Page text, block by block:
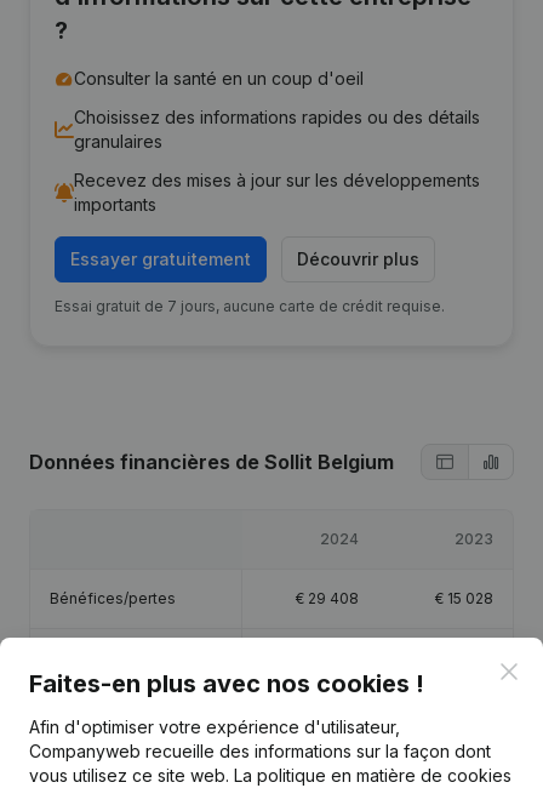
?
Consulter la santé en un coup d'oeil
Choisissez des informations rapides ou des détails
granulaires
Recevez des mises à jour sur les développements
importants
Essayer gratuitement Découvrir plus
Essai gratuit de 7 jours, aucune carte de crédit requise.
Données financières de Sollit Belgium
2024 2023
Bénéfices/pertes € 29 408 € 15 028
Marge brute 220 243
Personnel 1,2 0,8
Faites-en plus avec nos cookies !
Afin d'optimiser votre expérience d'utilisateur,
Companyweb recueille des informations sur la façon dont
vous utilisez ce site web. La politique en matière de cookies